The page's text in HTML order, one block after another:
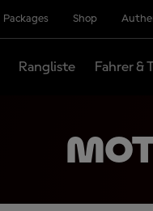
Packages Shop
Rangliste Fahrer &